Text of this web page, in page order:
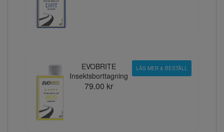
EVOBRITE
Insektsborttagning
79.00 kr
LÄS MER & BESTÄLL